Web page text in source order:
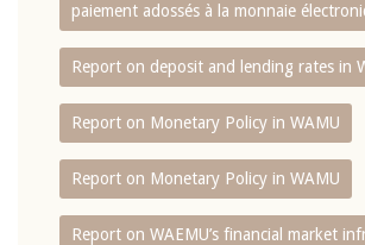
paiement adossés à la monnaie
Report on deposit and lending rates in
Report on Monetary Policy in WAMU
Report on Monetary Policy in WAMU
Report on WAEMU’s financial market